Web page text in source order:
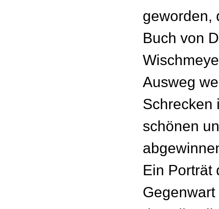
geworden,
Buch von
Ausweg
Schrecken
schönen
Ein Porträt